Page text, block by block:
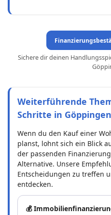
Sichere dir deinen
Weiterführende
Schritte in Göppingen
Wenn du den Kauf einer
planst, lohnt sich ein Blick
der passenden
Alternative. Unsere
Entscheidungen zu treffen
entdecken.
💰